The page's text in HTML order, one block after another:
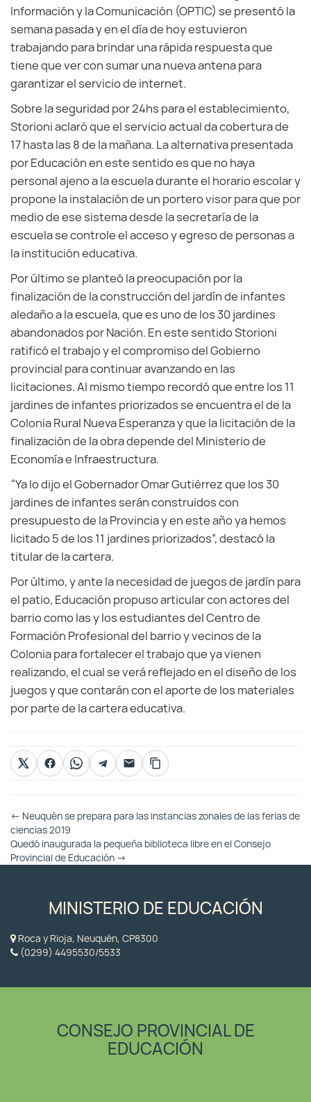
Información y la Comunicación (OPTIC) se presentó la
semana pasada y en el día de hoy estuvieron
trabajando para brindar una rápida respuesta que
tiene que ver con sumar una nueva antena para
garantizar el servicio de internet.
Sobre la seguridad por 24hs para el establecimiento,
Storioni aclaró que el servicio actual da cobertura de
17 hasta las 8 de la mañana. La alternativa presentada
por Educación en este sentido es que no haya
personal ajeno a la escuela durante el horario escolar y
propone la instalación de un portero visor para que por
medio de ese sistema desde la secretaría de la
escuela se controle el acceso y egreso de personas a
la institución educativa.
Por último se planteó la preocupación por la
finalización de la construcción del jardín de infantes
aledaño a la escuela, que es uno de los 30 jardines
abandonados por Nación. En este sentido Storioni
ratificó el trabajo y el compromiso del Gobierno
provincial para continuar avanzando en las
licitaciones. Al mismo tiempo recordó que entre los 11
jardines de infantes priorizados se encuentra el de la
Colonia Rural Nueva Esperanza y que la licitación de la
finalización de la obra depende del Ministerio de
Economía e Infraestructura.
“Ya lo dijo el Gobernador Omar Gutiérrez que los 30
jardines de infantes serán construidos con
presupuesto de la Provincia y en este año ya hemos
licitado 5 de los 11 jardines priorizados”, destacó la
titular de la cartera.
Por último, y ante la necesidad de juegos de jardín para
el patio, Educación propuso articular con actores del
barrio como las y los estudiantes del Centro de
Formación Profesional del barrio y vecinos de la
Colonia para fortalecer el trabajo que ya vienen
realizando, el cual se verá reflejado en el diseño de los
juegos y que contarán con el aporte de los materiales
por parte de la cartera educativa.
Otras
Entradas
← Neuquén se prepara para las instancias zonales de las ferias de
ciencias 2019
Quedó inaugurada la pequeña biblioteca libre en el Consejo
Provincial de Educación →
MINISTERIO DE EDUCACIÓN
Roca y Rioja, Neuquén, CP8300
(0299) 4495530/5533
CONSEJO PROVINCIAL DE
EDUCACIÓN